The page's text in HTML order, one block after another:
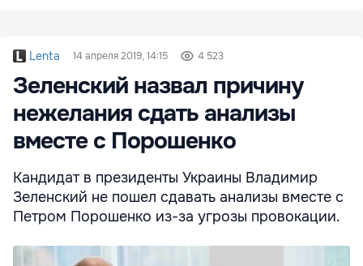
Lenta 14 апреля 2019, 14:15 4 523
Зеленский назвал причину
нежелания сдать анализы
вместе с Порошенко
Кандидат в президенты Украины Владимир
Зеленский не пошел сдавать анализы вместе с
Петром Порошенко из-за угрозы провокации.